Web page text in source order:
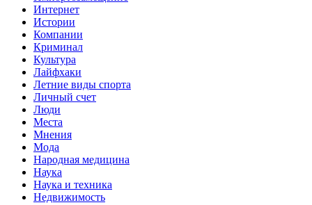
Интернет
Истории
Компании
Криминал
Культура
Лайфхаки
Летние виды спорта
Личный счет
Люди
Места
Мнения
Мода
Народная медицина
Наука
Наука и техника
Недвижимость